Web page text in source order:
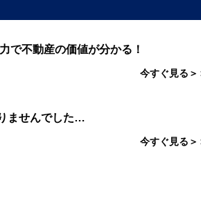
で不動産の価値が分かる！
今すぐ見る＞
ませんでした…
今すぐ見る＞